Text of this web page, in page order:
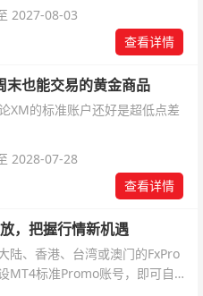
则。
2027-08-03
查看详情
也能交易的黄金商品
XM的标准账户还好是超低点差
2028-07-28
查看详情
，把握行情新机遇
陆、香港、台湾或澳门的FxPro
MT4标准Promo账号，即可自动